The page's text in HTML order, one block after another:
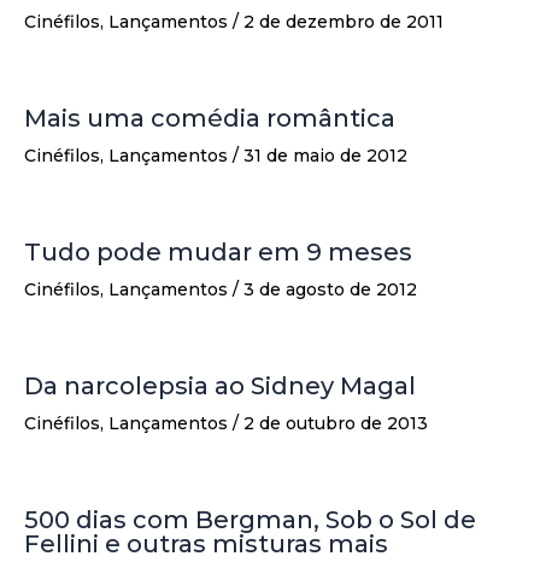
Cinéfilos, Lançamentos / 2 de dezembro de 2011
Mais uma comédia romântica
Cinéfilos, Lançamentos / 31 de maio de 2012
Tudo pode mudar em 9 meses
Cinéfilos, Lançamentos / 3 de agosto de 2012
Da narcolepsia ao Sidney Magal
Cinéfilos, Lançamentos / 2 de outubro de 2013
500 dias com Bergman, Sob o Sol de
Fellini e outras misturas mais